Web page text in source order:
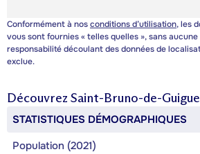
Conformément à nosconditions d’utilisation, les
vous sont fournies « telles quelles », sans
responsabilité découlant des données de
exclue.
Découvrez Saint-Bruno-de-
STATISTIQUES DÉMOGRAPHIQUES
Population (2021)